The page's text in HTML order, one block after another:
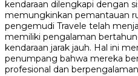
kendaraan dilengkapi dengan
memungkinkan pemantauan
pengemudi Travele telah
memiliki pengalaman
kendaraan jarak jauh. Hal ini
penumpang bahwa mereka
profesional dan